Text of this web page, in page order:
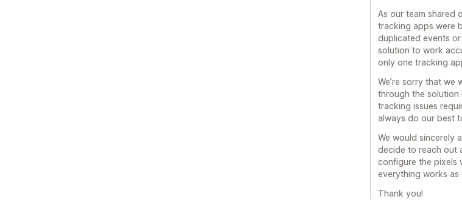
As our team shared
tracking apps were
duplicated events
solution to work
only one tracking
We’re sorry that we
through the solution
tracking issues
always do our best
We would sincerely
decide to reach out
configure the pixels
everything works as
Thank you!